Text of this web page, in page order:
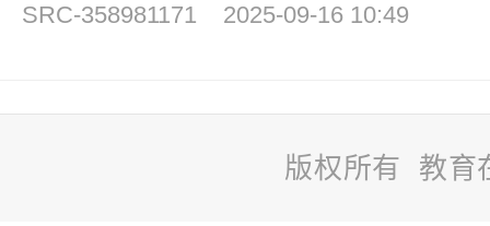
SRC-358981171 2025-09-16 10:49
版权所有 教育